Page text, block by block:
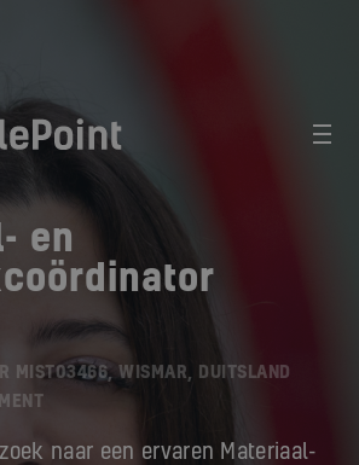
en
MIST03466, WISMAR, DUITSLAND
naar een ervaren Materiaal-